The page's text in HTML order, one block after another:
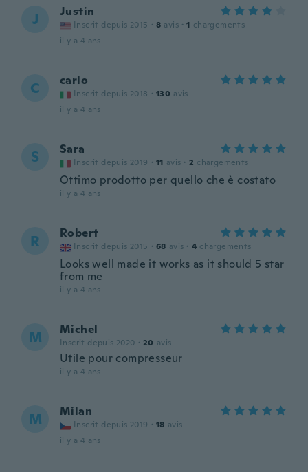
J Justin
Inscrit depuis 2015 · 8 avis · 1 chargements
il y a 4 ans
C carlo
Inscrit depuis 2018 · 130 avis
il y a 4 ans
S Sara
Inscrit depuis 2019 · 11 avis · 2 chargements
Ottimo prodotto per quello che è costato
il y a 4 ans
R Robert
Inscrit depuis 2015 · 68 avis · 4 chargements
Looks well made it works as it should 5 star
from me
il y a 4 ans
M Michel
Inscrit depuis 2020 · 20 avis
Utile pour compresseur
il y a 4 ans
M Milan
Inscrit depuis 2019 · 18 avis
il y a 4 ans